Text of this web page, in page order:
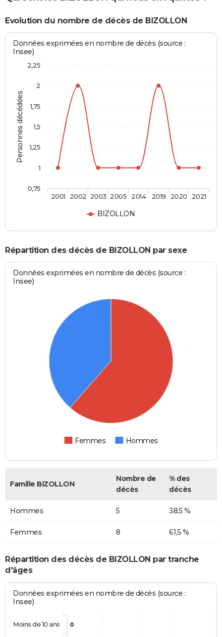
Evolution du nombre de décès de BIZOLLON
Personnes décédées
Données exprimées en nombre de décès (source :
Insee)
BIZOLLON
2001 2002 2003 2005 2014 2019 2020 2021
0,75
1
1,25
1,5
1,75
2
2,25
Répartition des décès de BIZOLLON par sexe
Données exprimées en nombre de décès (source :
Insee)
Femmes Hommes
Famille BIZOLLON
Nombre de
décès
% des
décès
Hommes 5 38,5 %
Femmes 8 61,5 %
Répartition des décès de BIZOLLON par tranche
d'âges
Données exprimées en nombre de décès (source :
Insee)
0
Moins de 10 ans